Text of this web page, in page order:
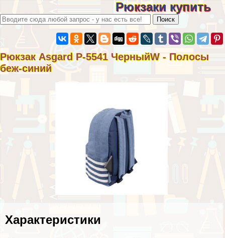
Рюкзаки купить
Рюкзак Asgard Р-5541 ЧерныйW - Полосы
беж-синий
Хаpaктеристики